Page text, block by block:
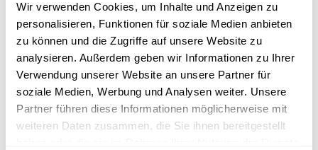
Wir verwenden Cookies, um Inhalte und Anzeigen zu
personalisieren, Funktionen für soziale Medien anbieten
zu können und die Zugriffe auf unsere Website zu
analysieren. Außerdem geben wir Informationen zu Ihrer
Verwendung unserer Website an unsere Partner für
soziale Medien, Werbung und Analysen weiter. Unsere
Partner führen diese Informationen möglicherweise mit
weiteren Daten zusammen, die Sie ihnen bereitgestellt
Ausstattung
16 Bewertungen
In deiner Buchung inbegriffen